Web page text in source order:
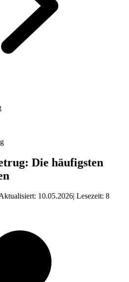
Die häufigsten
Aktualisiert: 10.05.2026 | Lesezeit: 8